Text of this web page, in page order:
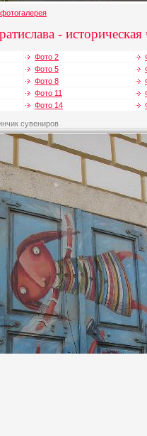
фотогалерея
- историческая
Фото 2
Фото 5
Фото 8
Фото 11
Фото 14
сувениров